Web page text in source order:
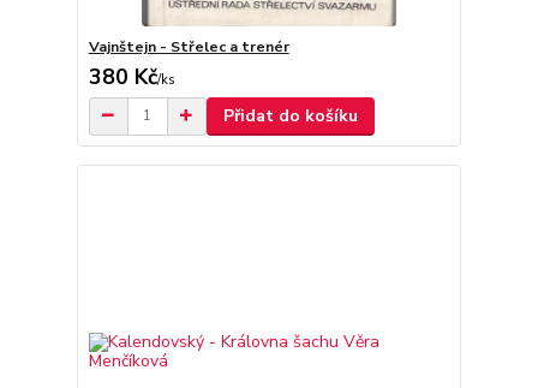
Vajnštejn - Střelec a trenér
380 Kč/ks
Přidat do košíku